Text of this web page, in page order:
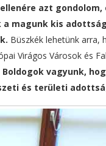
azt
a magunk kis
Büszkék lehetünk arra,
Virágos Városok és
Boldogok vagyunk,
és területi